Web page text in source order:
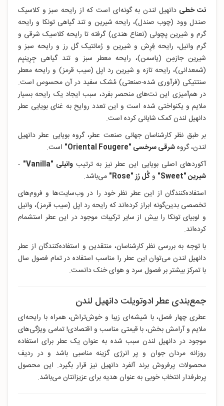
نت خطی دانهیل لندن به‌ گونه‌ای است که از رایحه سبز و کلاسیک
صندل وود (چوب صندل)، رایحه شیرین و تند گیاهی تونکا و رایحه
گرم و شیرین پچولی (نعناع هندی) گرفته تا رایحه کلاسیک شرقی و
گرم وانیل، رایحه فِرِش و شیرین و رُمانتیک گل رز و رایحه سبز و
شیرین جازمِن (یاسمن)، رایحه معطر سبز و تند گیاهی جِرِینیِم
(شمعدانی)، رایحه تازه و شیرین رد اپل (سیب قرمز) و رایحه معطر
سنتتیکی (فرآوری شده-صنعتی) مُشک سفید در آن محسوس است.
در هم‌آمیزی این نت‌های منحصر بفرد، سبب ایجاد یک رایحه بسیار
ملایم و یکنواختی شده است و این تعدد روایح به غنای بویایی عطر
دانهیل لندن کمک شایانی کرده است.
بر طبق نظر کارشناسان جهانی صنعت عطر، گروه بویایی عطر دانهیل
لندن، گروهشرقی سرخسی "Oriental Fougere"
است.
آکوردهای اصلی بویایی این عطر نیز به ترتیب وانیلی "Vanilla"
-
شیرین "Sweet"
وگُل رُز "Rose"
می‌باشد.
استفاده‌کنندگان از این عطر نظر خود را در وب‌سایت‌ها و فروم‌های
تخصصی بدین‌گونه ابراز کرده‌اند که رایحه رد اپل (سیب قرمز)، وانیل
و لوبیای تونکا را بیش از سایر ترکیبات موجود در این عطر استشمام
کرده‌اند.
با توجه به بررسی نظر کارشناسان، منتقدین و استفاده‌کنندگان از عطر
دانهیل لندن می‌توان این عطر را مناسب استفاده در تمام فصول سال
با تمرکز بیشتر بر فصول سرد و هوای خنک دانست.
جمع‌بندی عطر ادوتویلت دانهیل لندن
عطری چهار فصل، با شیشه‌ای زیبا و خوش‌تراش، همراه با رایحه‌ای
ملایم و آرامش‌ بخش، با قیمتی مناسب و اقتصادی! تمامی ویژگی‌های
موجود در دانهیل لندن سبب شده به عنوان یک عطر برای استفاده
روزانه مردان جوان و پر انرژی گزینه مناسبی باشد و در ردیف
محصولات پرفروش برند آلفرد دانهیل نیز قرار بگیرد. این محصول
پرطرفدار انتخاب خوبی به عنوان هدیه برای عزیزانتان می‌باشد.